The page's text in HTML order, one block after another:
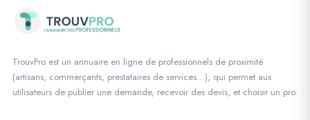
TrouvPro est un annuaire en ligne de professionnels de proximité
(artisans, commerçants, prestataires de services…), qui permet aux
utilisateurs de publier une demande, recevoir des devis, et choisir un pro.